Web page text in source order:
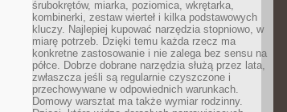
śrubokrętów, miarka, poziomica, wkrętarka,
kombinerki, zestaw wierteł i kilka podstawowych
kluczy. Najlepiej kupować narzędzia stopniowo, w
miarę potrzeb. Dzięki temu każda rzecz ma
konkretne zastosowanie i nie zalega bez sensu na
półce. Dobrze dobrane narzędzia służą przez lata,
zwłaszcza jeśli są regularnie czyszczone i
przechowywane w odpowiednich warunkach.
Domowy warsztat ma także wymiar rodzinny.